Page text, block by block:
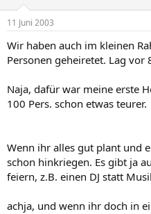
11 Juni 2003
Wir haben auch im kleinen
Personen geheiretet. Lag vor
Naja, dafür war meine erste
100 Pers. schon etwas teurer.
Wenn ihr alles gut plant und
schon hinkriegen. Es gibt ja
feiern, z.B. einen DJ statt
achja, und wenn ihr doch in